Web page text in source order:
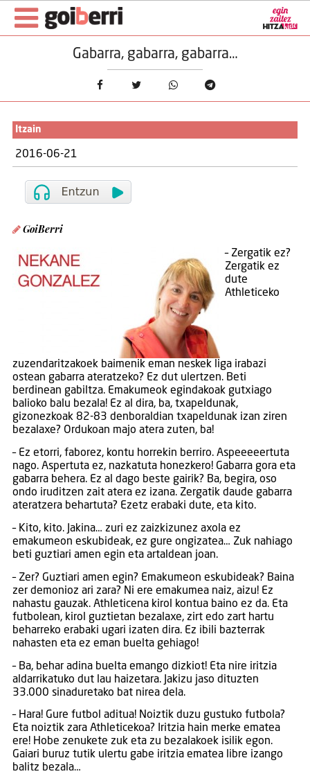
Gabarra, gabarra, gabarra…
Itzain
2016-06-21
GoiBerri
– Zergatik ez?
Zergatik ez
dute
Athleticeko
zuzendaritzakoek baimenik eman neskek liga irabazi
ostean gabarra ateratzeko? Ez dut ulertzen. Beti
berdinean gabiltza. Emakumeok egindakoak gutxiago
balioko balu bezala! Ez al dira, ba, txapeldunak,
gizonezkoak 82-83 denboraldian txapeldunak izan ziren
bezalaxe? Ordukoan majo atera zuten, ba!
– Ez etorri, faborez, kontu horrekin berriro. Aspeeeeertuta
nago. Aspertuta ez, nazkatuta honezkero! Gabarra gora eta
gabarra behera. Ez al dago beste gairik? Ba, begira, oso
ondo iruditzen zait atera ez izana. Zergatik daude gabarra
ateratzera behartuta? Ezetz erabaki dute, eta kito.
– Kito, kito. Jakina… zuri ez zaizkizunez axola ez
emakumeon eskubideak, ez gure ongizatea… Zuk nahiago
beti guztiari amen egin eta artaldean joan.
– Zer? Guztiari amen egin? Emakumeon eskubideak? Baina
zer demonioz ari zara? Ni ere emakumea naiz, aizu! Ez
nahastu gauzak. Athleticena kirol kontua baino ez da. Eta
futbolean, kirol guztietan bezalaxe, zirt edo zart hartu
beharreko erabaki ugari izaten dira. Ez ibili bazterrak
nahasten eta ez eman buelta gehiago!
– Ba, behar adina buelta emango dizkiot! Eta nire iritzia
aldarrikatuko dut lau haizetara. Jakizu jaso dituzten
33.000 sinaduretako bat nirea dela.
– Hara! Gure futbol aditua! Noiztik duzu gustuko futbola?
Eta noiztik zara Athleticekoa? Iritzia hain merke ematea
ere! Hobe zenukete zuk eta zu bezalakoek isilik egon.
Gaiari buruz tutik ulertu gabe iritzia ematea libre izango
balitz bezala…